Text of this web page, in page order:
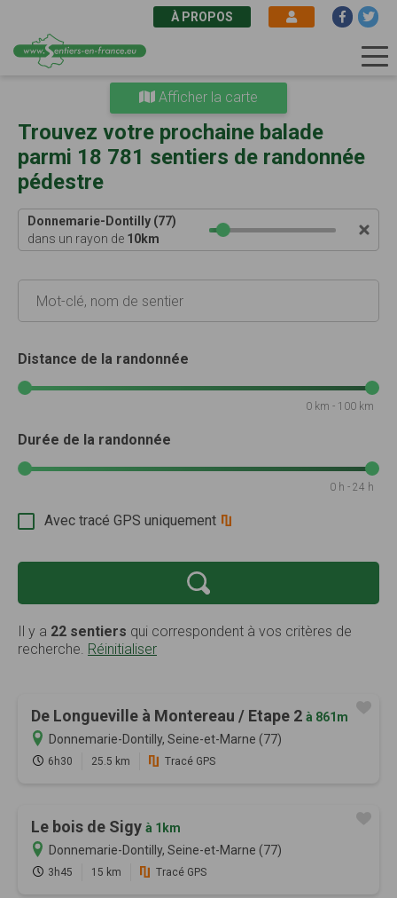
principal
À PROPOS
Trouvez votre prochaine balade
parmi 18 781 sentiers de randonnée
pédestre
Donnemarie-Dontilly (77)
dans un rayon de 10km
Distance de la randonnée
0 km - 100 km
Durée de la randonnée
0 h - 24 h
Avec tracé GPS uniquement
Il y a 22 sentiers qui correspondent à vos critères de
recherche. Réinitialiser
De Longueville à Montereau / Etape 2 à 861m
Donnemarie-Dontilly, Seine-et-Marne (77)
6h30 25.5 km Tracé GPS
Le bois de Sigy à 1km
Donnemarie-Dontilly, Seine-et-Marne (77)
3h45 15 km Tracé GPS
Afficher la carte